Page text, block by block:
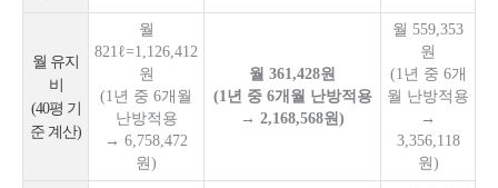
월 유지
비
(40평 기
준 계산)
월
821ℓ=1,126,412
원
(1년 중 6개월
난방적용
→ 6,758,472
원)
월 361,428원
(1년 중 6개월 난방적용
→ 2,168,568원)
월 559,353
원
(1년 중 6개
월 난방적용
→
3,356,118
원)